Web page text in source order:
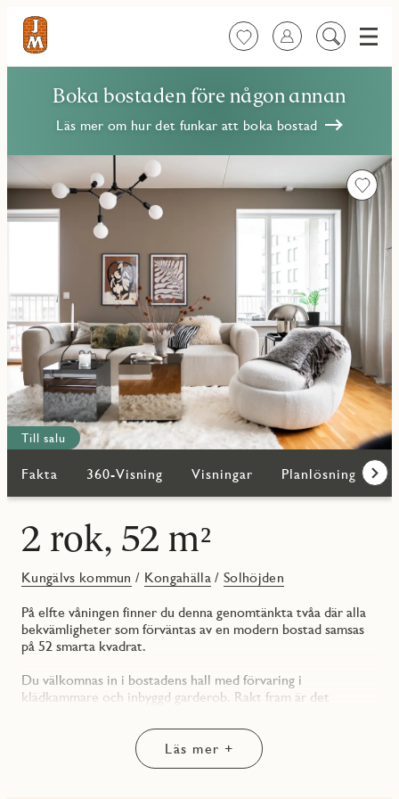
FavoriterLogga in
Sök
Meny
Boka bostaden före någon annan
Läs mer om hur det funkar att boka bostad
Till salu
Fakta 360-Visning Visningar Planlösning
2 rok, 52 m²
Kungälvs kommun / Kongahälla / Solhöjden
På elfte våningen finner du denna genomtänkta tvåa där alla
bekvämligheter som förväntas av en modern bostad samsas
på 52 smarta kvadrat.
Du välkomnas in i bostadens hall med förvaring i
klädkammare och inbyggd garderob. Rakt fram är det
dörrar i klarglas, något som öppnar upp för mer utrymme.
Här finns gott om förvaring i vägghängd kommod och ett
väggskåp. Under skåpet återfinns din nya tvättstuga – en
Läs mer +